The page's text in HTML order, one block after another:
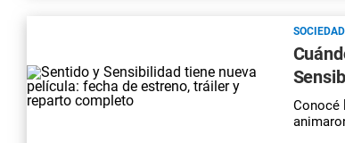
SOCIEDAD
Conocé